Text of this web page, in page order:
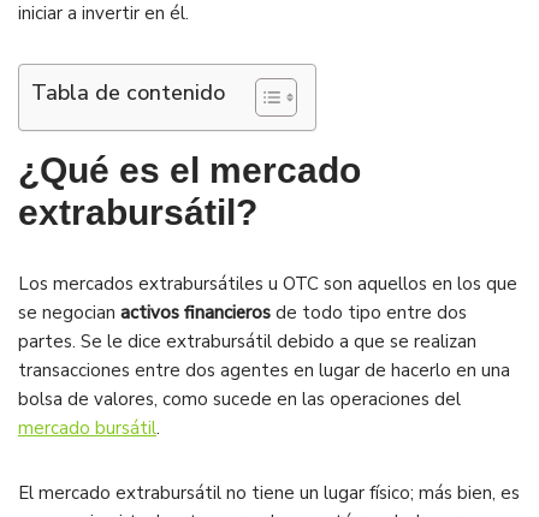
iniciar a invertir en él.
Tabla de contenido
¿Qué es el mercado
extrabursátil?
Los mercados extrabursátiles u OTC son aquellos en los que
se negocian activos financieros de todo tipo entre dos
partes. Se le dice extrabursátil debido a que se realizan
transacciones entre dos agentes en lugar de hacerlo en una
bolsa de valores, como sucede en las operaciones del
mercado bursátil.
El mercado extrabursátil no tiene un lugar físico; más bien, es